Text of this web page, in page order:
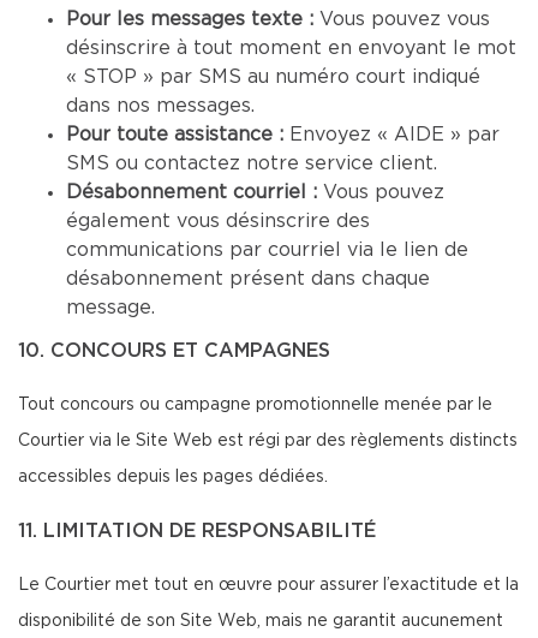
Pour les messages texte : Vous pouvez vous
désinscrire à tout moment en envoyant le mot
« STOP » par SMS au numéro court indiqué
dans nos messages.
Pour toute assistance : Envoyez « AIDE » par
SMS ou contactez notre service client.
Désabonnement courriel : Vous pouvez
également vous désinscrire des
communications par courriel via le lien de
désabonnement présent dans chaque
message.
10. CONCOURS ET CAMPAGNES
Tout concours ou campagne promotionnelle menée par le
Courtier via le Site Web est régi par des règlements distincts
accessibles depuis les pages dédiées.
11. LIMITATION DE RESPONSABILITÉ
Le Courtier met tout en œuvre pour assurer l’exactitude et la
disponibilité de son Site Web, mais ne garantit aucunement